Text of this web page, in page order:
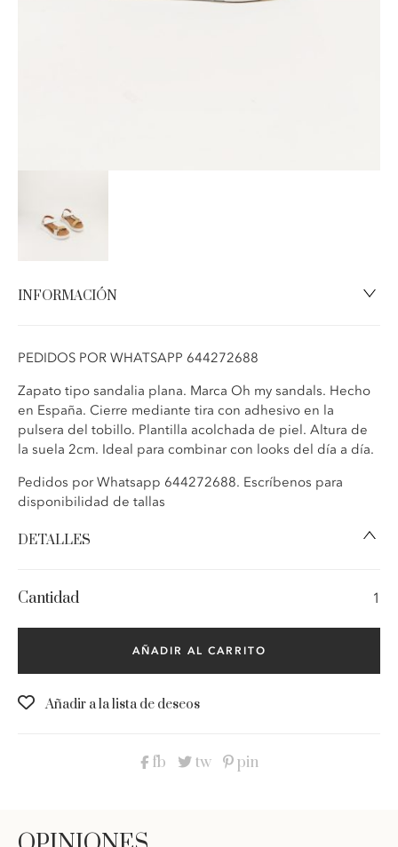
INFORMACIÓN
PEDIDOS POR WHATSAPP 644272688
Zapato tipo sandalia plana. Marca Oh my sandals. Hecho
en España. Cierre mediante tira con adhesivo en la
pulsera del tobillo. Plantilla acolchada de piel. Altura de
la suela 2cm. Ideal para combinar con looks del día a día.
Pedidos por Whatsapp 644272688. Escríbenos para
disponibilidad de tallas
DETALLES
Sandalia plana, hebillas adhesivas.
Tacón:plataforma, altura 2cm.
tiras
AÑADIR AL CARRITO
Añadir a la lista de deseos
fb tw pin